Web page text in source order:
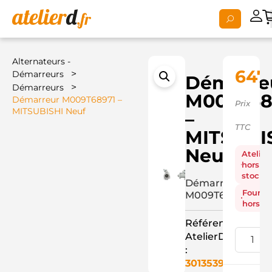
Alternateurs -
Démarreurs
>
Démarreurs >
Démarreur M009T68971 –
MITSUBISHI Neuf
–
Neuf
Démarreur
M009T68971
Référence
AtelierD
:
3013539
Prix
TTC
Atelier
hors
stock
hors